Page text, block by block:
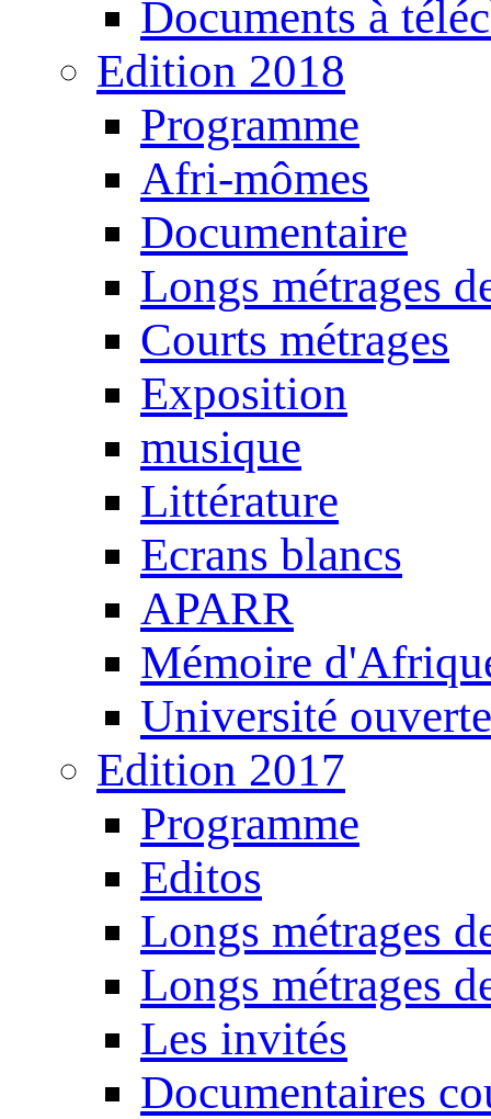
Documents à
Edition 2018
Programme
Afri-mômes
Documentaire
Longs métrages
Courts métrages
Exposition
musique
Littérature
Ecrans blancs
APARR
Mémoire
Université ouverte
Edition 2017
Programme
Editos
Longs métrages
Longs métrages
Les invités
Documentaires